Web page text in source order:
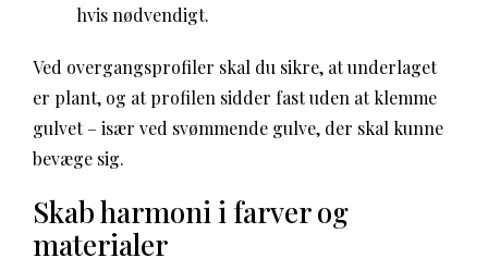
hvis nødvendigt.
Ved overgangsprofiler skal du sikre, at underlaget
er plant, og at profilen sidder fast uden at klemme
gulvet – især ved svømmende gulve, der skal kunne
bevæge sig.
Skab harmoni i farver og
materialer